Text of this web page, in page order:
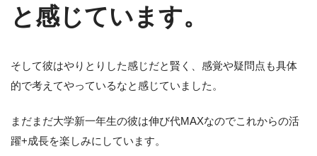
と感じています。
そして彼はやりとりした感じだと賢く、感覚や疑問点も具体
的で考えてやっているなと感じていました。
まだまだ大学新一年生の彼は伸び代MAXなのでこれからの活
躍+成長を楽しみにしています。